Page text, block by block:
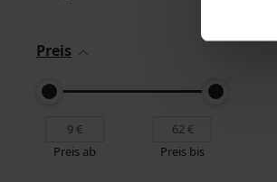
Preis
Preis ab Preis bis